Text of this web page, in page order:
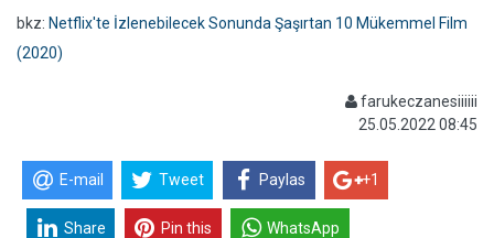
bkz: Netflix'te İzlenebilecek Sonunda Şaşırtan 10 Mükemmel Film
(2020)
farukeczanesiiiiii
25.05.2022 08:45
E-mail Tweet Paylas +1
Share Pin this WhatsApp